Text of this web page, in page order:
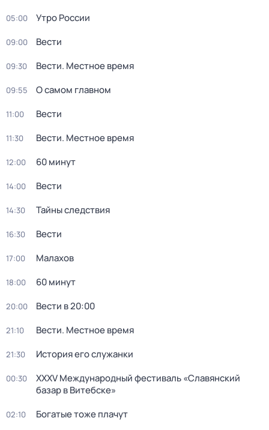
05:00 Утро России
09:00 Вести
09:30 Вести. Местное время
09:55 О самом главном
11:00 Вести
11:30 Вести. Местное время
12:00 60 минут
14:00 Вести
14:30 Тайны следствия
16:30 Вести
17:00 Малахов
18:00 60 минут
20:00 Вести в 20:00
21:10 Вести. Местное время
21:30 История его служанки
00:30
XXXV Международный фестиваль «Славянский
базар в Витебске»
02:10 Богатые тоже плачут